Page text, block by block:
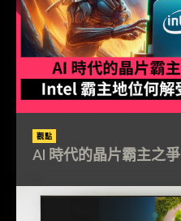
觀點
AI 時代的晶片霸主之爭